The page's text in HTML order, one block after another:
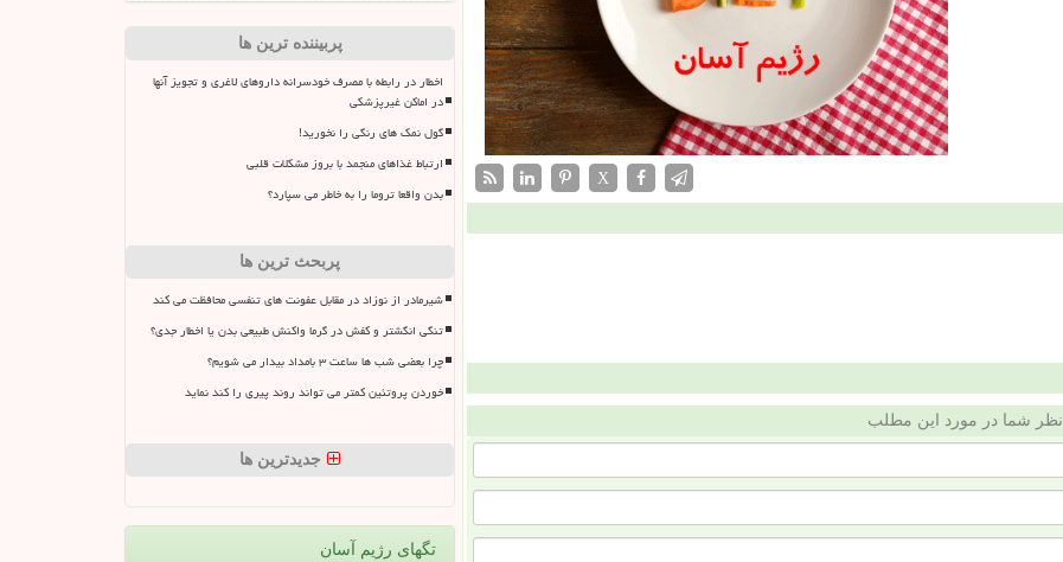
X
نظر شما در مورد این مطلب
پربیننده ترین ها
اخطار در رابطه با مصرف خودسرانه داروهای لاغری و تجویز آنها
در اماکن غیرپزشکی
گول نمک های رنگی را نخورید!
ارتباط غذاهای منجمد با بروز مشکلات قلبی
بدن واقعا تروما را به خاطر می سپارد؟
پربحث ترین ها
شیرمادر از نوزاد در مقابل عفونت های تنفسی محافظت می کند
تنگی انگشتر و کفش در گرما واکنش طبیعی بدن یا اخطار جدی؟
چرا بعضی شب ها ساعت ۳ بامداد بیدار می شویم؟
خوردن پروتئین کمتر می تواند روند پیری را کند نماید
جدیدترین ها
تگهای رژیم آسان